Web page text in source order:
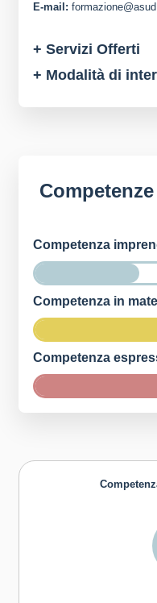
E-mail:
+ Servizi Offerti
+ Modalità di
Competenza
Competenza in
Competenza